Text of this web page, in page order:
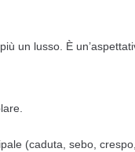
un lusso. È
(caduta, sebo,